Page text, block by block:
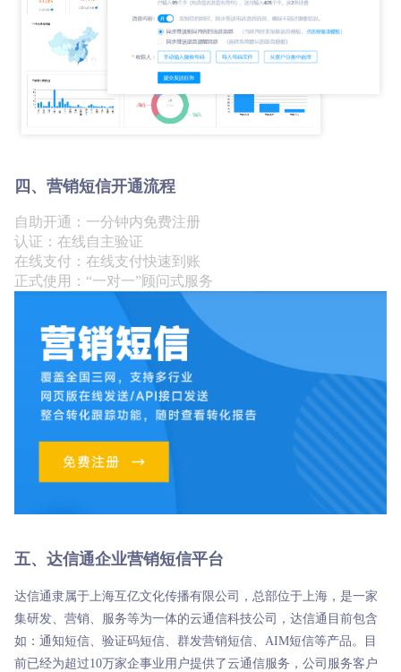
四、营销短信开通流程
自助开通：一分钟内免费注册
认证：在线自主验证
在线支付：在线支付快速到账
正式使用：“一对一”顾问式服务
五、达信通企业营销短信平台
达信通隶属于上海互亿文化传播有限公司，总部位于上海，是一家
集研发、营销、服务等为一体的云通信科技公司，达信通目前包含
如：通知短信、验证码短信、群发营销短信、AIM短信等产品。目
前已经为超过10万家企事业用户提供了云通信服务，公司服务客户